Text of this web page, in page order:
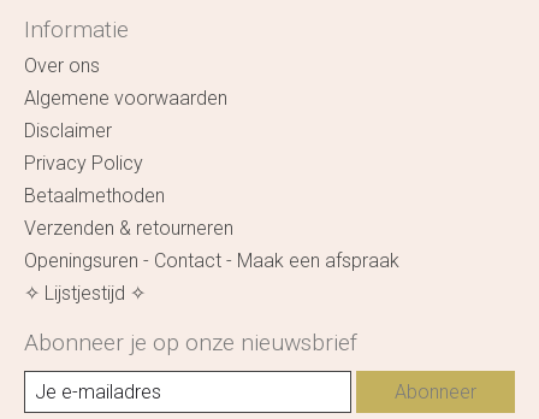
Informatie
Over ons
Algemene voorwaarden
Disclaimer
Privacy Policy
Betaalmethoden
Verzenden & retourneren
Openingsuren - Contact - Maak een afspraak
✧ Lijstjestijd ✧
Abonneer je op onze nieuwsbrief
Abonneer